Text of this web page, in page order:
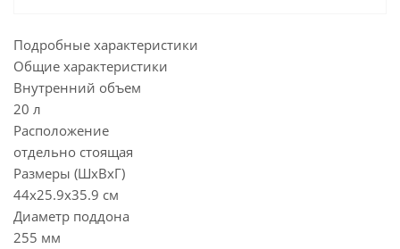
Подробные характеристики
Общие характеристики
Внутренний объем
20 л
Расположение
отдельно стоящая
Размеры (ШxВxГ)
44x25.9x35.9 cм
Диаметр поддона
255 мм